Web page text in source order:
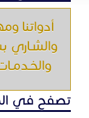
أدواتنا
والشـاري
تصفح في